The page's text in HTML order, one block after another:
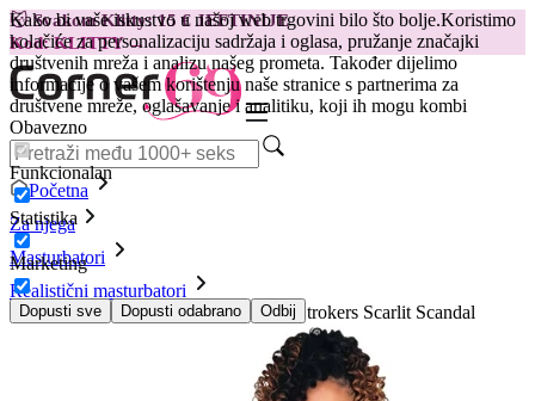
Kako bi vaše iskustvo u našoj web trgovini bilo što bolje.Koristimo
kolačiće za personalizaciju sadržaja i oglasa, pružanje značajki
društvenih mreža i analizu našeg prometa. Također dijelimo
informacije o vašem korištenju naše stranice s partnerima za
društvene mreže, oglašavanje i analitiku, koji ih mogu kombi
Obavezno
Funkcionalan
Statistika
Marketing
Dopusti sve Dopusti odabrano Odbij
😽Svakom Klitty: 15 € JEFTINIJE
Kod: KLITTY →
Početna
Za njega
Masturbatori
Realistični masturbatori
Masturbator Doc Johnson - Signature Strokers Scarlit Scandal